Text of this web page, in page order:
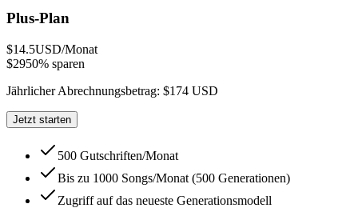
Plus-Plan
$14.5USD/Monat
$2950% sparen
Jährlicher Abrechnungsbetrag: $174 USD
Jetzt starten
500 Gutschriften/Monat
Bis zu 1000 Songs/Monat (500 Generationen)
Zugriff auf das neueste Generationsmodell